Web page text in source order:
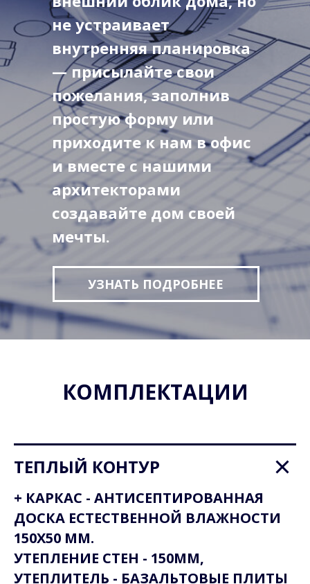
УЗНАТЬ ПОДРОБНЕЕ
не устраивает
внутренняя планировка
— присылайте свои
пожелания, заполнив
простую форму или
приходите к нам в офис
и вместе с нашими
архитекторами
создавайте дом своей
мечты.
КОМПЛЕКТАЦИИ
ТЕПЛЫЙ КОНТУР
+ КАРКАС - АНТИСЕПТИРОВАННАЯ
ДОСКА ЕСТЕСТВЕННОЙ ВЛАЖНОСТИ
150Х50 ММ.
УТЕПЛЕНИЕ СТЕН - 150ММ,
УТЕПЛИТЕЛЬ - БАЗАЛЬТОВЫЕ ПЛИТЫ